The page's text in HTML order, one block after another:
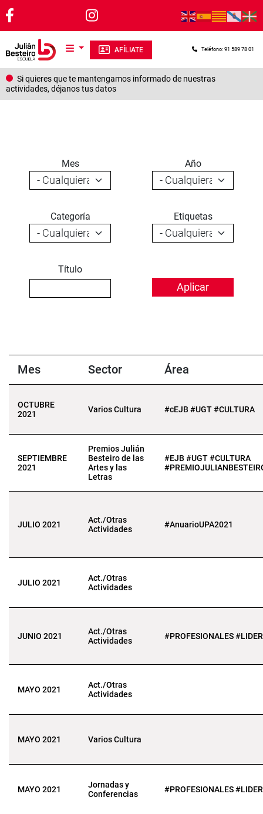
Pasar al contenido principal
AFÍLIATE Teléfono: 91 589 78 01
Si quieres que te mantengamos informado de nuestras
actividades, déjanos tus datos
Mes Año
Categoría Etiquetas
Título
Mes Sector Área
OCTUBRE
2021
Varios Cultura #cEJB #UGT #CULTURA
SEPTIEMBRE
2021
Premios Julián
Besteiro de las
Artes y las
Letras
#EJB #UGT #CULTURA
JULIO 2021
Act./Otras
Actividades
#AnuarioUPA2021
JULIO 2021
Act./Otras
Actividades
JUNIO 2021
Act./Otras
Actividades
#PROFESIONALES
MAYO 2021
Act./Otras
Actividades
MAYO 2021 Varios Cultura
MAYO 2021
Jornadas y
Conferencias
#PROFESIONALES